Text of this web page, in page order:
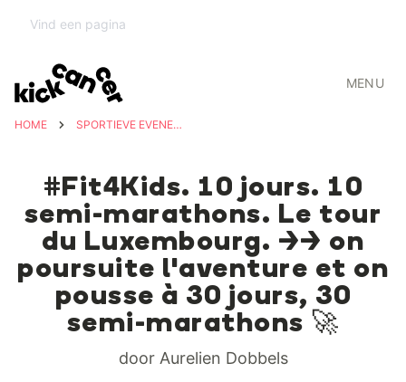
MENU
HOME SPORTIEVE EVENEMENTEN
#Fit4Kids. 10 jours. 10
semi-marathons. Le tour
du Luxembourg. >> on
poursuite l'aventure et on
pousse à 30 jours, 30
semi-marathons 🚀
door Aurelien Dobbels